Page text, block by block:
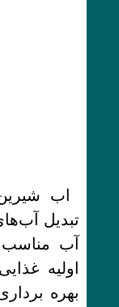
اب
تبدیل
آب مناسب
اولیه
بهره